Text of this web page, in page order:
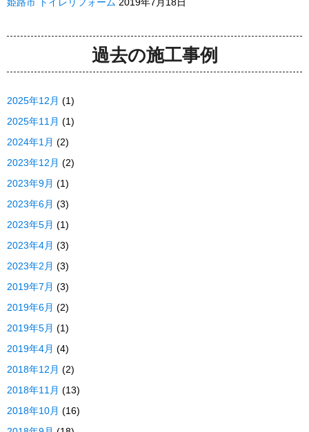
姫路市 トイレリフォーム 2019年7月18日
過去の施工事例
2025年12月 (1)
2025年11月 (1)
2024年1月 (2)
2023年12月 (2)
2023年9月 (1)
2023年6月 (3)
2023年5月 (1)
2023年4月 (3)
2023年2月 (3)
2019年7月 (3)
2019年6月 (2)
2019年5月 (1)
2019年4月 (4)
2018年12月 (2)
2018年11月 (13)
2018年10月 (16)